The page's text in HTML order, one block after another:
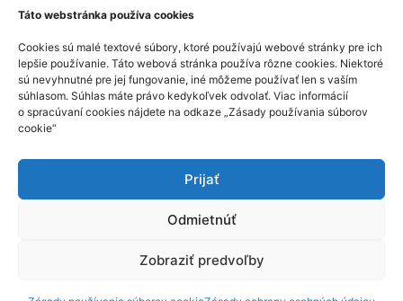
Táto webstránka používa cookies
Cookies sú malé textové súbory, ktoré používajú webové stránky pre ich
lepšie používanie. Táto webová stránka používa rôzne cookies. Niektoré
sú nevyhnutné pre jej fungovanie, iné môžeme používať len s vaším
súhlasom. Súhlas máte právo kedykoľvek odvolať. Viac informácií
o spracúvaní cookies nájdete na odkaze „Zásady používania súborov
cookie“
Prijať
Odmietnúť
Zobraziť predvoľby